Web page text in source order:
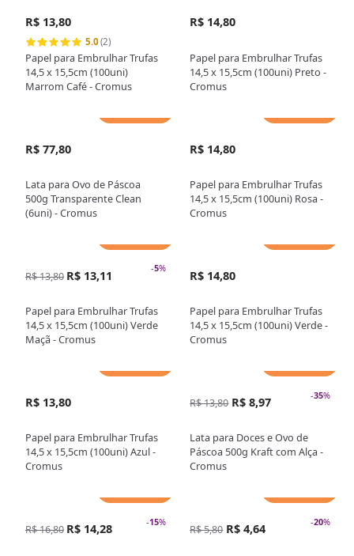
R$ 13,80
5.0(2)
Papel para Embrulhar Trufas
14,5 x 15,5cm (100uni)
Marrom Café - Cromus
R$ 14,80
Papel para Embrulhar Trufas
14,5 x 15,5cm (100uni) Preto -
Cromus
R$ 77,80
Lata para Ovo de Páscoa
500g Transparente Clean
(6uni) - Cromus
R$ 14,80
Papel para Embrulhar Trufas
14,5 x 15,5cm (100uni) Rosa -
Cromus
-5%
R$ 13,80 R$ 13,11
Papel para Embrulhar Trufas
14,5 x 15,5cm (100uni) Verde
Maçã - Cromus
R$ 14,80
Papel para Embrulhar Trufas
14,5 x 15,5cm (100uni) Verde -
Cromus
R$ 13,80
Papel para Embrulhar Trufas
14,5 x 15,5cm (100uni) Azul -
Cromus
-35%
R$ 13,80 R$ 8,97
Lata para Doces e Ovo de
Páscoa 500g Kraft com Alça -
Cromus
-15%
R$ 16,80 R$ 14,28 -20%
R$ 5,80 R$ 4,64